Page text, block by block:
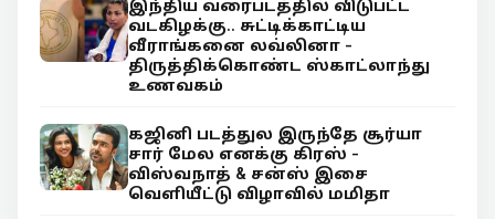
இந்திய வரைபடத்தில் விடுபட்ட
வடகிழக்கு.. சுட்டிக்காட்டிய
வீராங்கனை லவ்லினா -
திருத்திக்கொண்ட ஸ்காட்லாந்து
உணவகம்
கஜினி படத்துல இருந்தே சூர்யா
சார் மேல எனக்கு கிரஸ் -
விஸ்வநாத் & சன்ஸ் இசை
வெளியீட்டு விழாவில் மமிதா